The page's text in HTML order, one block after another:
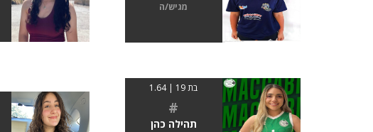
מגיש/ה
בת 19 | 1.64
#
תהילה כהן